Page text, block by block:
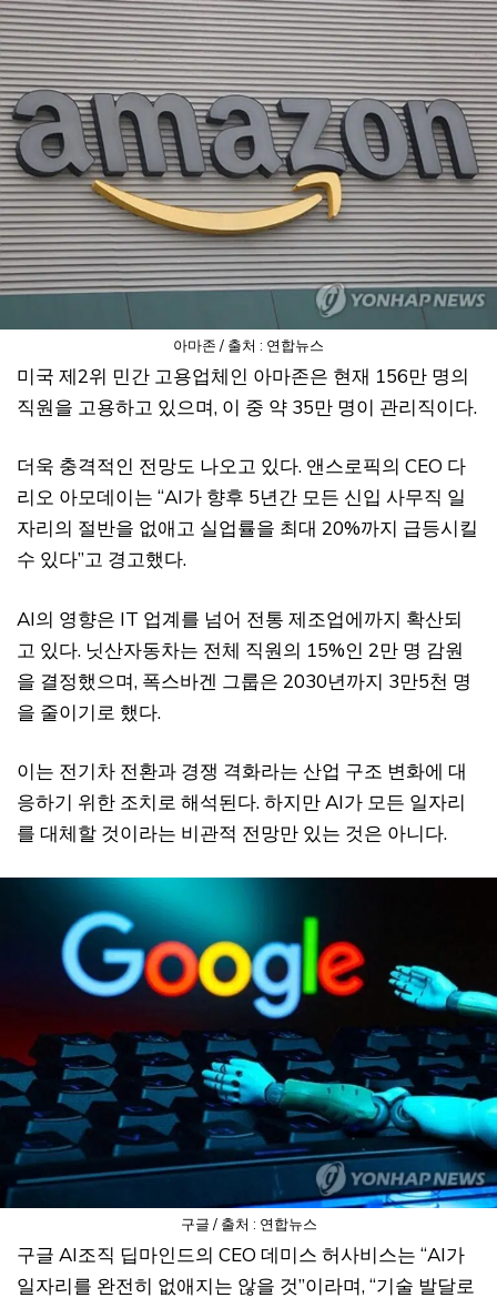
아마존 / 출처 : 연합뉴스
미국 제2위 민간 고용업체인 아마존은 현재 156만 명의
직원을 고용하고 있으며, 이 중 약 35만 명이 관리직이다.
더욱 충격적인 전망도 나오고 있다. 앤스로픽의 CEO 다
리오 아모데이는 “AI가 향후 5년간 모든 신입 사무직 일
자리의 절반을 없애고 실업률을 최대 20%까지 급등시킬
수 있다”고 경고했다.
AI의 영향은 IT 업계를 넘어 전통 제조업에까지 확산되
고 있다. 닛산자동차는 전체 직원의 15%인 2만 명 감원
을 결정했으며, 폭스바겐 그룹은 2030년까지 3만5천 명
을 줄이기로 했다.
이는 전기차 전환과 경쟁 격화라는 산업 구조 변화에 대
응하기 위한 조치로 해석된다. 하지만 AI가 모든 일자리
를 대체할 것이라는 비관적 전망만 있는 것은 아니다.
구글 / 출처 : 연합뉴스
구글 AI조직 딥마인드의 CEO 데미스 허사비스는 “AI가
일자리를 완전히 없애지는 않을 것”이라며, “기술 발달로